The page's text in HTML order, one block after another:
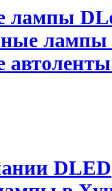
лампы
DLED